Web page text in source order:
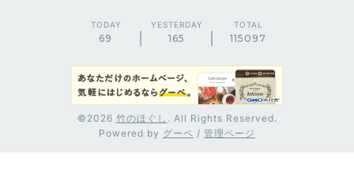
TODAY
69
YESTERDAY
165
TOTAL
115097
©2026 竹のほぐし . All Rights Reserved.
Powered by グーペ / 管理ページ